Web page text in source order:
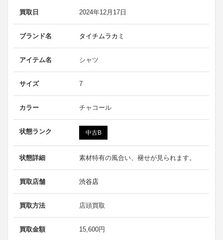
買取日 2024年12月17日
ブランド名 タイチムラカミ
アイテム名 シャツ
サイズ 7
カラー チャコール
状態ランク 中古B
状態詳細 素材特有の風合い、褪せが見られます。
買取店舗 渋谷店
買取方法 店頭買取
買取金額 15,600円